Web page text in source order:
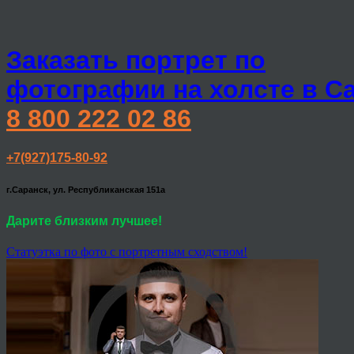
Заказать портрет по
фотографии на холсте в
8 800 222 02 86
+7(927)175-80-92
г.Саранск, ул. Республиканская 151а
Дарите близким лучшее!
Статуэтка по фото с портретным сходством!